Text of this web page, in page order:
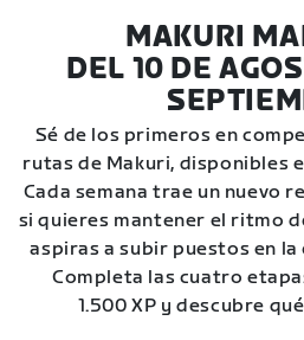
MAKURI
DEL 10 DE
Sé de los primeros en
rutas de Makuri, disponibles
Cada semana trae un nuevo
si quieres mantener el ritmo
aspiras a subir puestos en
Completa las cuatro
1.500 XP y descubre